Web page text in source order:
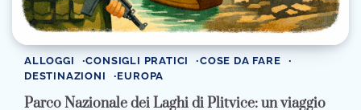
ALLOGGI CONSIGLI PRATICI
COSE DA FARE
DESTINAZIONI
EUROPA
Parco Nazionale dei Laghi di Plitvice: un viaggio